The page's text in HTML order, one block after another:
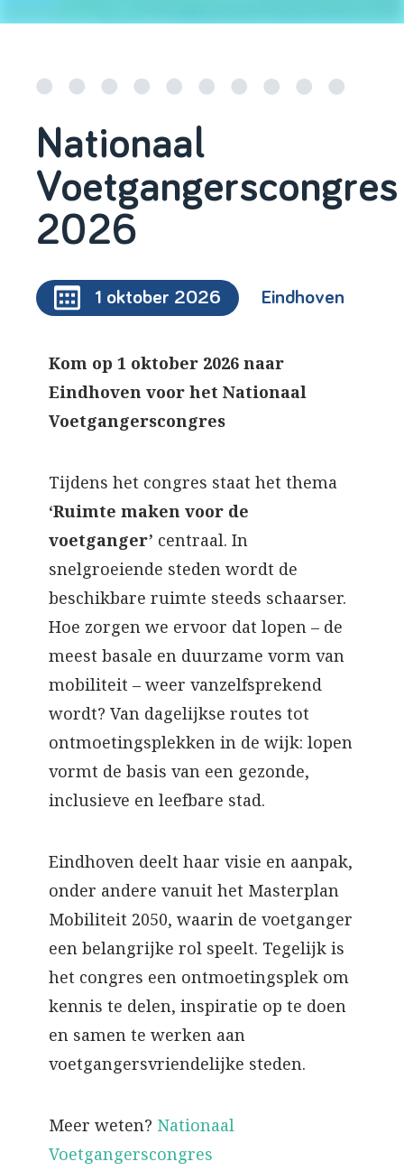
Nationaal
Voetgangerscongres
2026
1 oktober 2026 Eindhoven
Kom op 1 oktober 2026 naar
Eindhoven voor het Nationaal
Voetgangerscongres
Tijdens het congres staat het thema
‘Ruimte maken voor de
voetganger’ centraal. In
snelgroeiende steden wordt de
beschikbare ruimte steeds schaarser.
Hoe zorgen we ervoor dat lopen – de
meest basale en duurzame vorm van
mobiliteit – weer vanzelfsprekend
wordt? Van dagelijkse routes tot
ontmoetingsplekken in de wijk: lopen
vormt de basis van een gezonde,
inclusieve en leefbare stad.
Eindhoven deelt haar visie en aanpak,
onder andere vanuit het Masterplan
Mobiliteit 2050, waarin de voetganger
een belangrijke rol speelt. Tegelijk is
het congres een ontmoetingsplek om
kennis te delen, inspiratie op te doen
en samen te werken aan
voetgangersvriendelijke steden.
Meer weten? Nationaal
Voetgangerscongres